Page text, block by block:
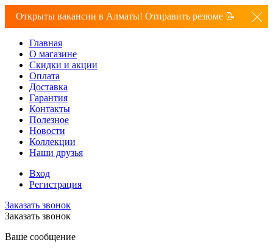
Открыты вакансии в Алматы! Отправить резюме 📝
Главная
О магазине
Скидки и акции
Оплата
Доставка
Гарантия
Контакты
Полезное
Новости
Коллекции
Наши друзья
Вход
Регистрация
Заказать звонок
Заказать звонок
Ваше сообщение